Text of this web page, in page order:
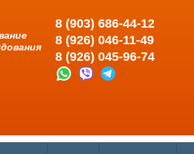
8 (903) 686-44-12
8 (926) 046-11-49
8 (926) 045-96-74